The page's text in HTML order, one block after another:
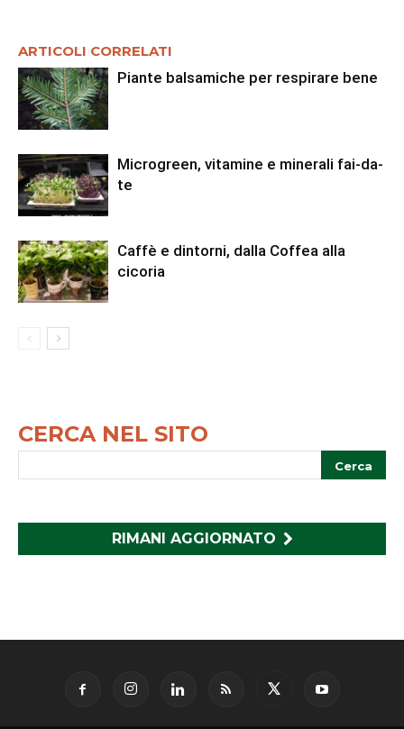
ARTICOLI CORRELATI
Piante balsamiche per respirare bene
Microgreen, vitamine e minerali fai-da-
te
Caffè e dintorni, dalla Coffea alla
cicoria
CERCA NEL SITO
RIMANI AGGIORNATO